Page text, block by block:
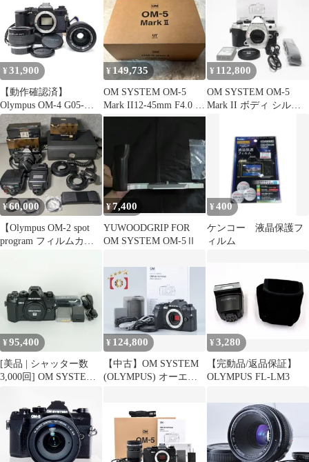
¥ 31,900
【動作確認済】
Olympus OM-4 G05-
1114-101-5v
¥ 149,735
OM SYSTEM OM-5
Mark II12-45mm F4.0 シ
ルバー
¥ 112,800
OM SYSTEM OM-5
Mark II ボディ シルバ
¥60,000
【Olympus OM-2 spot
program フィルムカメ
¥7,400
YUWOODGRIP FOR
OM SYSTEM OM-5Ⅱ
¥400
ケンコー 液晶保護フ
ィルム
¥95,400
[美品 | シャッター数
3,000回] OM SYSTEM
ク] | マイクロフォーサ
ーズマウント
¥ 124,800
【中古】OM SYSTEM
(OLYMPUS) オーエム
眼カメラ シャッター回
¥3,280
【完動品/返品保証】
OLYMPUS FL-LM3